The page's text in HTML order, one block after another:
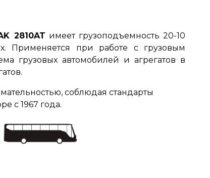
2810AT имеет грузоподъемность 20-10
Применяется при работе с грузовым
грузовых автомобилей и агрегатов в
соблюдая стандарты
с 1967 года.